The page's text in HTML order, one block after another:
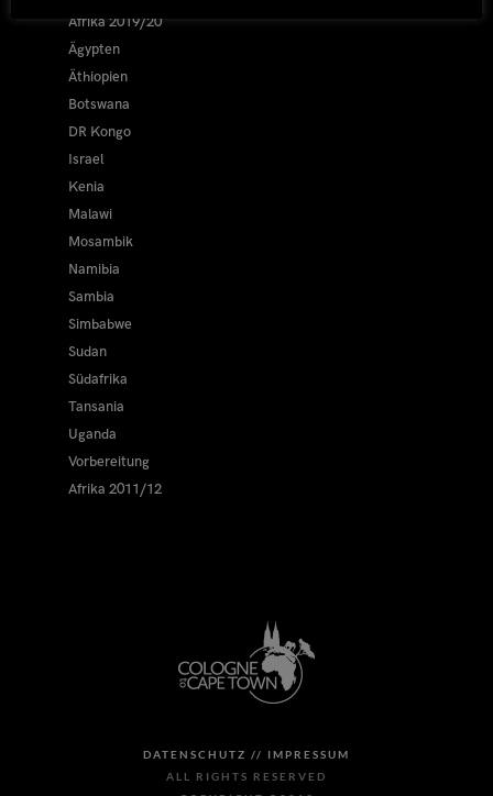
Afrika 2019/20
Ägypten
Äthiopien
Botswana
DR Kongo
Israel
Kenia
Malawi
Mosambik
Namibia
Sambia
Simbabwe
Sudan
Südafrika
Tansania
Uganda
Vorbereitung
Afrika 2011/12
DATENSCHUTZ // IMPRESSUM
ALL RIGHTS RESERVED